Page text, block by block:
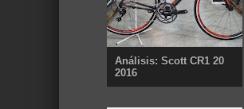
Análisis: Scott CR1 20
2016